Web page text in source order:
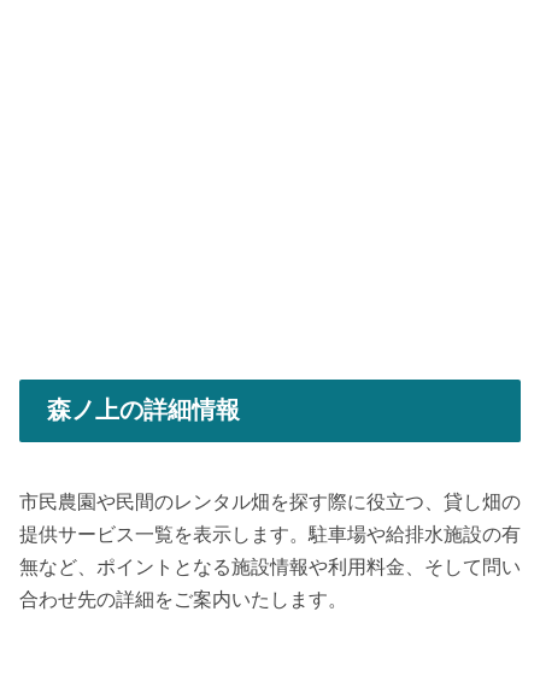
森ノ上の詳細情報
市民農園や民間のレンタル畑を探す際に役立つ、貸し畑の
提供サービス一覧を表示します。駐車場や給排水施設の有
無など、ポイントとなる施設情報や利用料金、そして問い
合わせ先の詳細をご案内いたします。